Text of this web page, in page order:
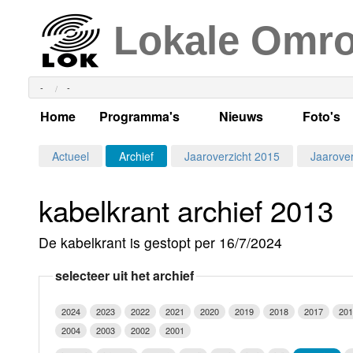
Lokale
- -
Home Programma's
Alle dagen
Per dag
Maandag
Luister LOK Live
Nieuws
Actueel Lokaal
Kabelkrant
Foto's
Actueel Archief Jaaroverzicht 2015
kabelkrant archief 2013
De kabelkrant is gestopt per 16/7/2024
selecteer uit het archief
2024 2023 2022 2021 2020 2019 2018 2017
2004
2003 2002
2001